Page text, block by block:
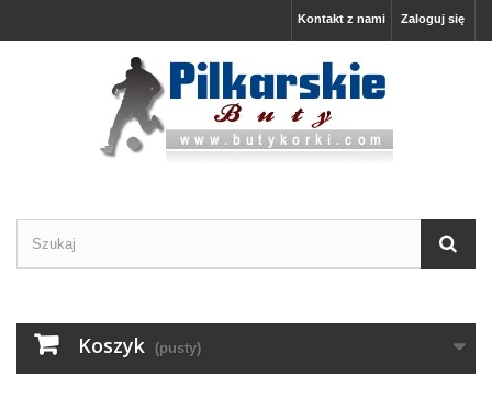
Zaloguj się
Kontakt z nami
Koszyk (pusty)